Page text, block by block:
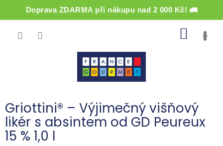
Doprava ZDARMA při nákupu nad 2 000 Kč! 🚛
KOŠÍK
Griottini® – Výjimečný višňový
likér s absintem od GD Peureux
15 % 1,0 l